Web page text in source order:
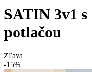
SATIN 3v1
potlačou
Zľava
-15%